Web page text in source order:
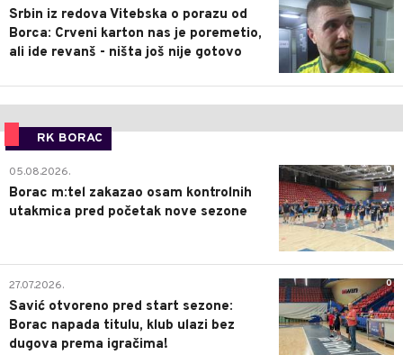
Srbin iz redova Vitebska o porazu od
Borca: Crveni karton nas je poremetio,
ali ide revanš - ništa još nije gotovo
RK BORAC
0
05.08.2026.
Borac m:tel zakazao osam kontrolnih
utakmica pred početak nove sezone
0
27.07.2026.
Savić otvoreno pred start sezone:
Borac napada titulu, klub ulazi bez
dugova prema igračima!